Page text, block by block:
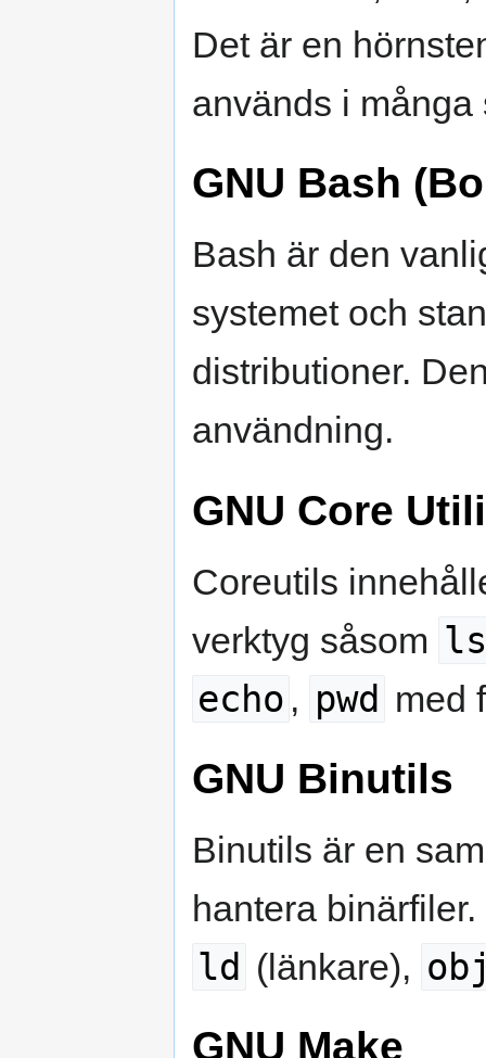
Det är en
används i många
GNU Bash
Bash är den
systemet och
distributioner.
användning.
GNU Core
Coreutils
verktyg såsom ls
echo , pwd med
GNU Binutils
Binutils är en
hantera
ld (länkare),
GNU Make